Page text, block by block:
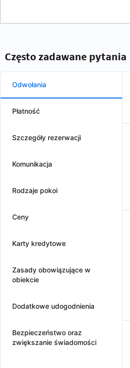
Często zadawane pytania
Odwołania
Płatność
Szczegóły rezerwacji
Komunikacja
Rodzaje pokoi
Ceny
Karty kredytowe
Zasady obowiązujące w
obiekcie
Dodatkowe udogodnienia
Bezpieczeństwo oraz
zwiększanie świadomości